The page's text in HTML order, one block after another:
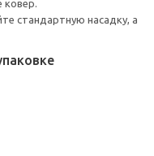
ковер.
стандартную насадку, а